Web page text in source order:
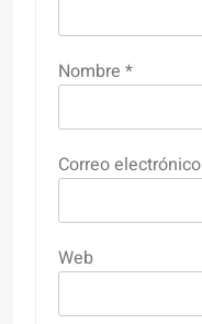
Nombre *
Correo electrónico
Web